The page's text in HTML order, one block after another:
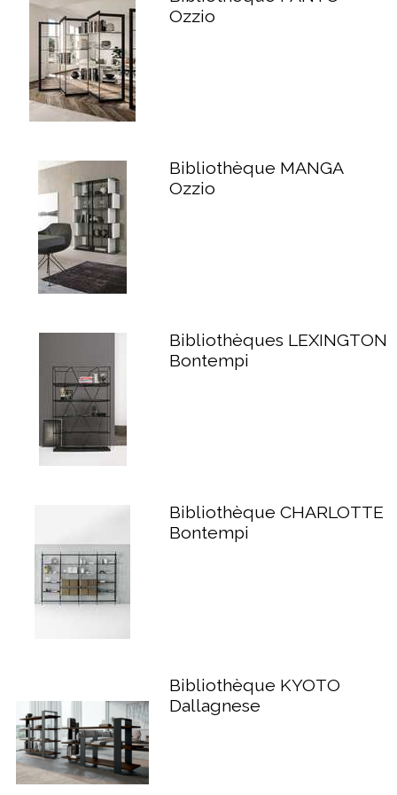
Ozzio
Bibliothèque MANGA
Ozzio
Bibliothèques LEXINGTON
Bontempi
Bibliothèque CHARLOTTE
Bontempi
Bibliothèque KYOTO
Dallagnese